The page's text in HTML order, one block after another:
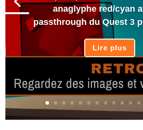
anaglyphe red/cyan
passthrough du Quest 3
Lire plus